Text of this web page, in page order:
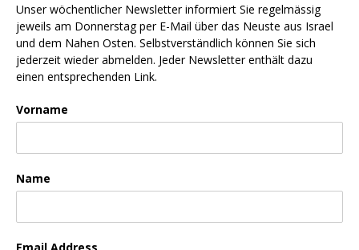
Unser wöchentlicher Newsletter informiert Sie regelmässig
jeweils am Donnerstag per E-Mail über das Neuste aus Israel
und dem Nahen Osten. Selbstverständlich können Sie sich
jederzeit wieder abmelden. Jeder Newsletter enthält dazu
einen entsprechenden Link.
Vorname
Name
Email Address